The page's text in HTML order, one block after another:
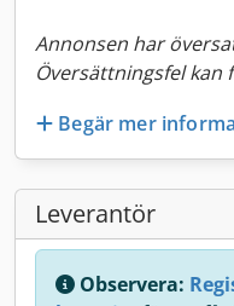
Annonsen har
Översättningsfel kan
Begär mer
Leverantör
Observera: